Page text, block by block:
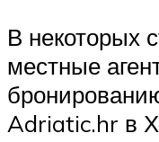
В некоторых
местные
Adriatic.hr в